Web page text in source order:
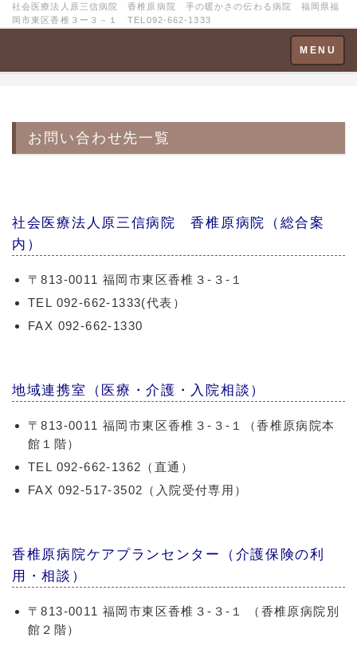
社会医療法人原三信病院 香椎原病院 手の暖かさの伝わる病院 福岡県福
岡市東区香椎３ー３－１ TEL092-662-1333
Toggle
navigation
MENU
お問い合わせ先一覧
社会医療法人原三信病院 香椎原病院（総合案
内）
〒813-0011 福岡市東区香椎３-３-１
TEL 092-662-1333(代表）
FAX 092-662-1330
地域連携室（医療・介護・入院相談）
〒813-0011 福岡市東区香椎３-３-１（香椎原病院本
館１階）
TEL 092-662-1362（直通）
FAX 092-517-3502（入院受付専用）
香椎原病院ケアプランセンター（介護保険の利
用・相談）
〒813-0011 福岡市東区香椎３-３-１ （香椎原病院別
館２階）